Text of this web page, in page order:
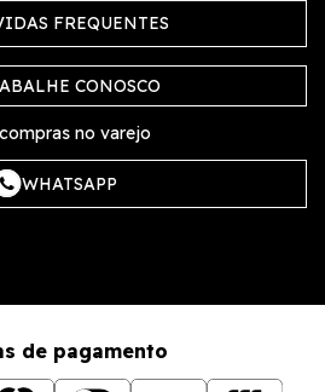
FREQUENTES
CONOSCO
no varejo
WHATSAPP
de pagamento